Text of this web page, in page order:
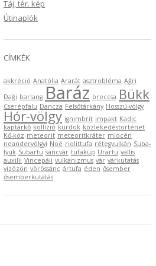
Táj, tér. kép
Útinaplók
CÍMKÉK
akkréció Anatólia Ararát asztrobléma Ağri
Daği barlang Baráz breccsa Bükk
Cserépfalu Dancza Felsőtárkány Hosszú-völgy
Hór-völgy ignimbrit impakt Kadic
kaptárkő kollízió kurdok közlekedéstörténet
Kő-köz meteorit meteoritkráter miocén
neandervölgyi Noé riolittufa rétegvulkán Suba-
lyuk Subartu sáncvár tufakúp Urartu vallis
auxilii Vincepáli vulkanizmus vár várkutatás
vízözön vörössánc ártufa éden ősember
ősemberkutatás